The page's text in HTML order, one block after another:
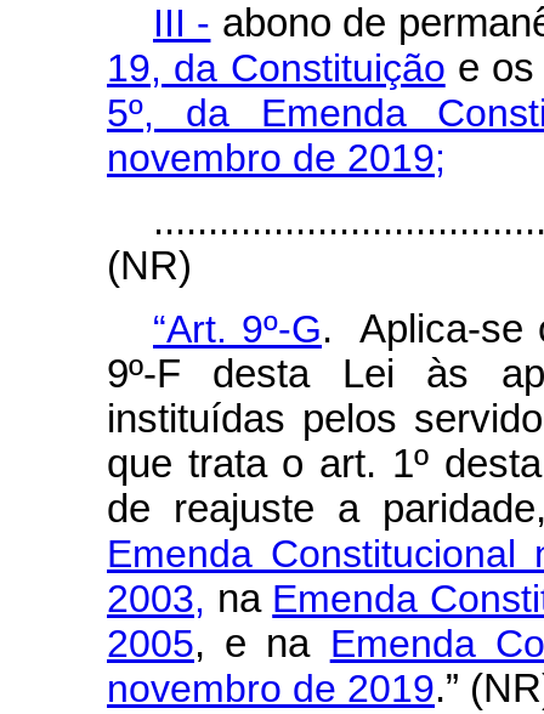
III - abono de
19, da Constituição e
5º, da Emenda
novembro de 2019;
(NR)
“Art. 9º-G. Aplica-se
9º-F desta Lei às
instituídas pelos
que trata o art. 1º
de reajuste a
Emenda
2003, na Emenda
2005, e na Emenda
novembro de 2019.”